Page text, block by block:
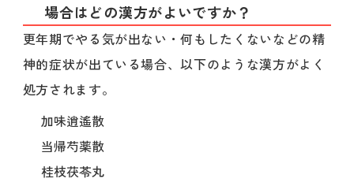
場合はどの漢方がよいですか？
更年期でやる気が出ない・何もしたくないなどの精
神的症状が出ている場合、以下のような漢方がよく
処方されます。
加味逍遙散
当帰芍薬散
桂枝茯苓丸